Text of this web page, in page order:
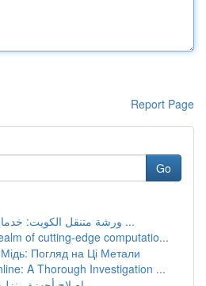
Report Page
Go
ورشة متنقل الكويت: خدمات إصلاح السيارات ...
of cutting-edge computatio...
Погляд на Ці Метали
A Thorough Investigation ...